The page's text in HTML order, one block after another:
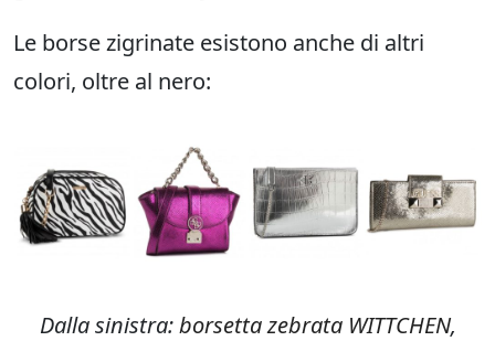
Le borse zigrinate esistono anche di altri
colori, oltre al nero:
Dalla sinistra:borsetta zebrata WITTCHEN,